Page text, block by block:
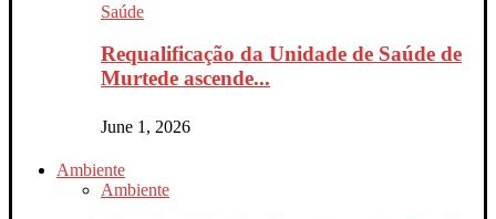
Saúde
Requalificação da Unidade de Saúde de
Murtede ascende...
June 1, 2026
Ambiente
Ambiente